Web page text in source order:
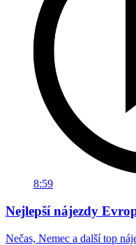
8:59
Nejlepší nájezdy
Nečas, Nemec a další top